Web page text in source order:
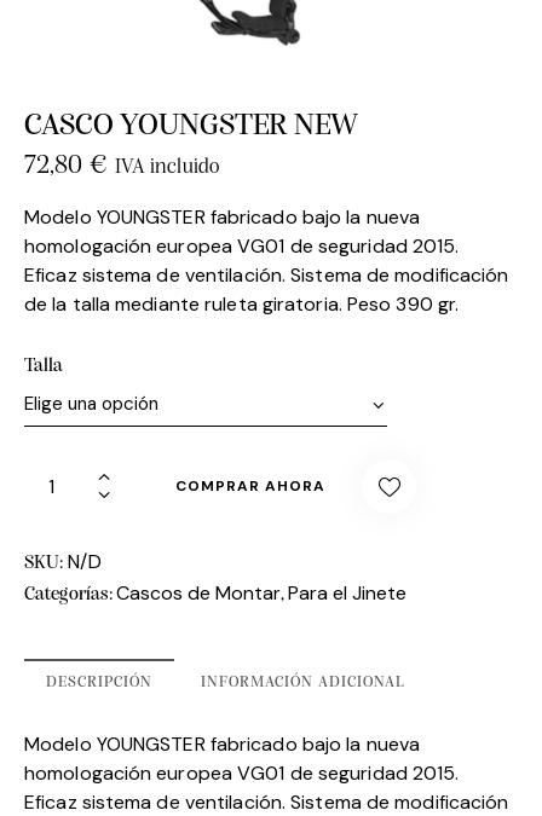
CASCO YOUNGSTER NEW
72,80 € IVA incluido
Modelo YOUNGSTER fabricado bajo la nueva
homologación europea VG01 de seguridad 2015.
Eficaz sistema de ventilación. Sistema de modificación
de la talla mediante ruleta giratoria. Peso 390 gr.
Talla
COMPRAR AHORA
SKU: N/D
Categorías:Cascos de Montar, Para el Jinete
DESCRIPCIÓN INFORMACIÓN ADICIONAL
Modelo YOUNGSTER fabricado bajo la nueva
homologación europea VG01 de seguridad 2015.
Eficaz sistema de ventilación. Sistema de modificación